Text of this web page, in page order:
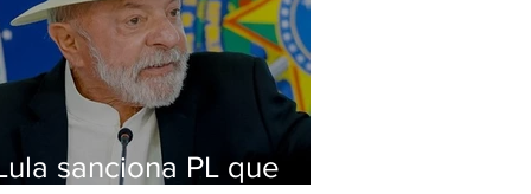
sanciona PL que